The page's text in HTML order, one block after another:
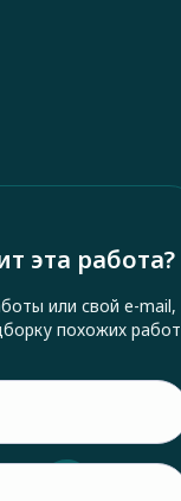
эта работа?
или свой e-mail,
похожих работ